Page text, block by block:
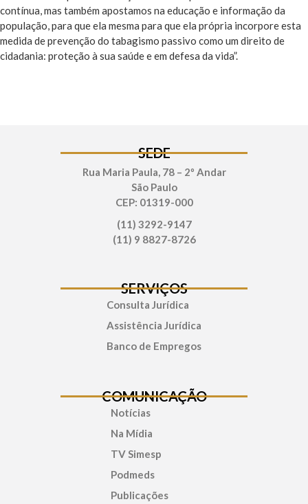
contínua, mas também apostamos na educação e informação da
população, para que ela mesma para que ela própria incorpore esta
medida de prevenção do tabagismo passivo como um direito de
cidadania: proteção à sua saúde e em defesa da vida”.
SEDE
Rua Maria Paula, 78 – 2º Andar
São Paulo
CEP: 01319-000
(11) 3292-9147
(11) 9 8827-8726
SERVIÇOS
Consulta Jurídica
Assistência Jurídica
Banco de Empregos
COMUNICAÇÃO
Notícias
Na Mídia
TV Simesp
Podmeds
Publicações